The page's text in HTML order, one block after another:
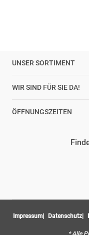
UNSER SORTIMENT
WIR SIND FÜR SIE DA!
ÖFFNUNGSZEITEN
Impressum Datenschutz
* Alle